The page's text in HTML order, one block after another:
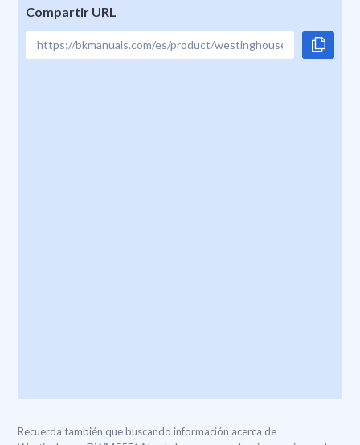
Compartir URL
Recuerda también que buscando información acerca de